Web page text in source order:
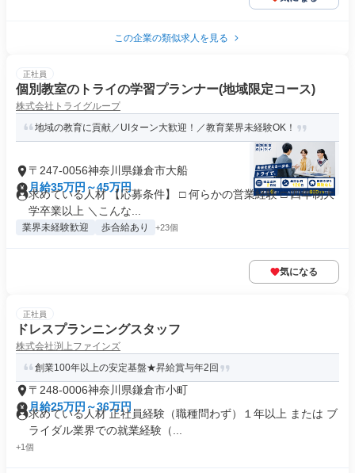
この企業の類似求人を見る
正社員
個別教室のトライの学習プランナー(地域限定コース)
株式会社トライグループ
地域の教育に貢献／UIターン大歓迎！／教育業界未経験OK！
〒247-0056神奈川県鎌倉市大船
月給35万円～45万円
求めている人材 【応募条件】 □ 何らかの営業経験 □ 四年制大
学卒業以上 ＼こんな...
業界未経験歓迎 歩合給あり +23個
気になる
正社員
ドレスプランニングスタッフ
株式会社渕上ファインズ
創業100年以上の安定基盤★昇給賞与年2回
〒248-0006神奈川県鎌倉市小町
月給25万円～36万円
求めている人材 正社員経験（職種問わず）１年以上 または ブ
ライダル業界での就業経験（...
+1個